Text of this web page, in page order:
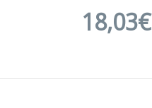
18,03€